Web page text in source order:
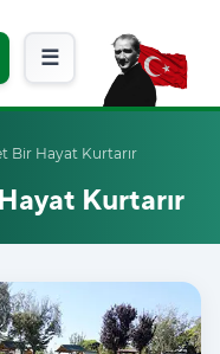
☰
Bir Hayat Kurtarır
Kurtarır